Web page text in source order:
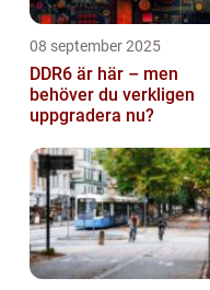
08 september 2025
DDR6 är här – men
behöver du verkligen
uppgradera nu?